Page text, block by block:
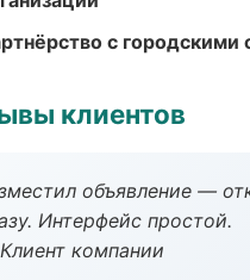
с городскими
клиентов
объявление —
Интерфейс простой.
компании